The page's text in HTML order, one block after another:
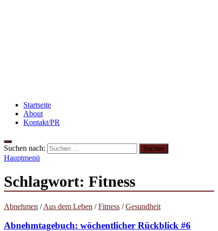
Startseite
About
Kontakt/PR
Suchen nach:
Hauptmenü
Schlagwort: Fitness
Abnehmen /Aus dem Leben /Fitness /Gesundheit
Abnehmtagebuch: wöchentlicher Rückblick #6